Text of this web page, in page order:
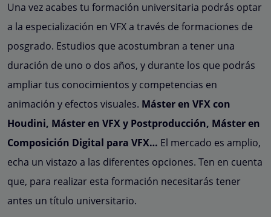
Una vez acabes tu formación universitaria podrás optar
a la especialización en VFX a través de formaciones de
posgrado. Estudios que acostumbran a tener una
duración de uno o dos años, y durante los que podrás
ampliar tus conocimientos y competencias en
animación y efectos visuales. Máster en VFX con
Houdini, Máster en VFX y Postproducción, Máster en
Composición Digital para VFX… El mercado es amplio,
echa un vistazo a las diferentes opciones. Ten en cuenta
que, para realizar esta formación necesitarás tener
antes un título universitario.